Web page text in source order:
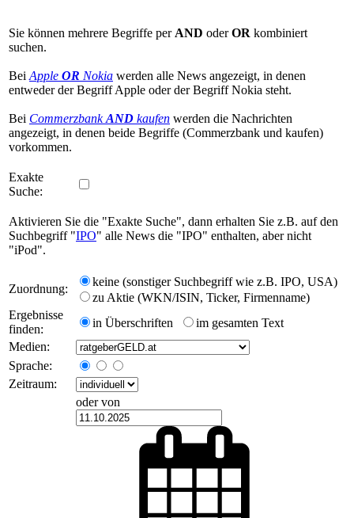
Sie können mehrere Begriffe per AND oderOR kombiniert
suchen.
Bei Apple OR Nokia werden alle News angezeigt, in denen
entweder der Begriff Apple oder der Begriff Nokia steht.
Bei CommerzbankAND kaufen werden die Nachrichten
angezeigt, in denen beide Begriffe (Commerzbank und kaufen)
vorkommen.
Exakte
Suche:
Aktivieren Sie die "Exakte Suche", dann erhalten Sie z.B. auf den
Suchbegriff "IPO" alle News die "IPO" enthalten, aber nicht
"iPod".
Zuordnung:
keine (sonstiger Suchbegriff wie z.B. IPO, USA)
zu Aktie (WKN/ISIN, Ticker, Firmenname)
Ergebnisse
finden:
in Überschriften
im gesamten Text
Medien:
Sprache:
Zeitraum:
oder von